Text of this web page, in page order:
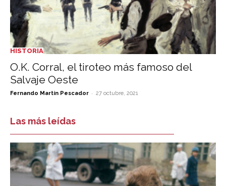
HISTORIA
O.K. Corral, el tiroteo más famoso del
Salvaje Oeste
Fernando Martín Pescador - 27 octubre, 2021
Las más leídas